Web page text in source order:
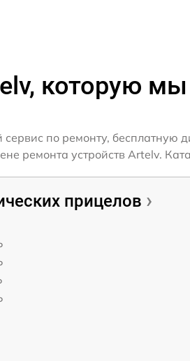
которую
по ремонту, бесплатную
ремонта устройств Artelv.
прицелов